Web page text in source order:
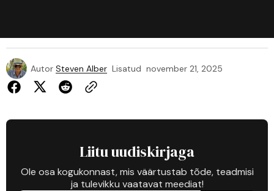
Autor Steven Alber Lisatud november 21, 2025
Liitu uudiskirjaga
Ole osa kogukonnast, mis väärtustab tõde, teadmisi
ja tulevikku vaatavat meediat!